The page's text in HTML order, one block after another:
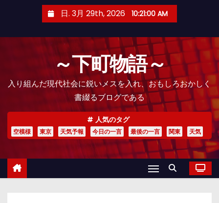
日. 3月 29th, 2026 10:21:02 AM
～下町物語～
入り組んだ現代社会に鋭いメスを入れ、おもしろおかしく
書綴るブログである
人気のタグ
空模様 東京 天気予報 今日の一言 最後の一言 関東 天気